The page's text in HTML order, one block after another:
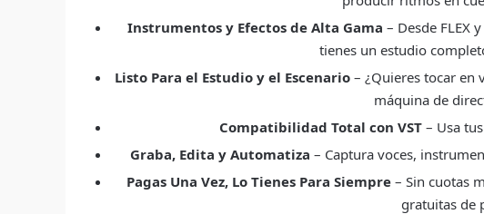
Instrumentos y Efectos de Alta Gama – Desde FLEX
tienes un estudio
Listo Para el Estudio y el Escenario – ¿Quieres tocar en
máquina de
Compatibilidad Total con VST– Usa
Graba, Edita y Automatiza – Captura voces,
Pagas Una Vez, Lo Tienes Para Siempre – Sin cuotas
gratuitas de